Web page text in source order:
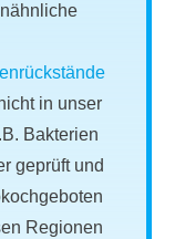
in unser
Bakterien
geprüft und
Regionen